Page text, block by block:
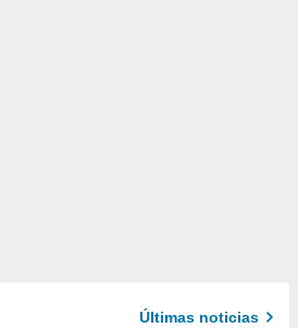
Últimas noticias